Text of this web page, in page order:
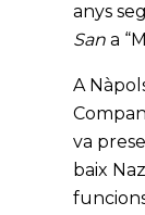
anys
San a
A
va
baix